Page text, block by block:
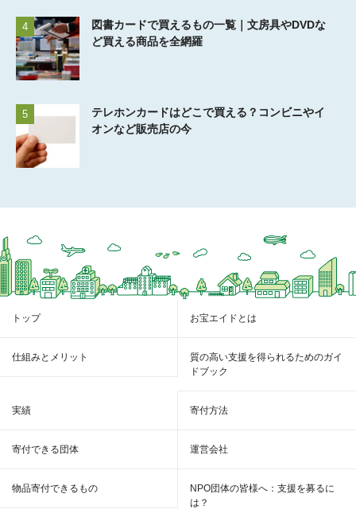
4
図書カードで買えるもの一覧｜文房具やDVDな
ど買える商品を全網羅
5
テレホンカードはどこで買える？コンビニやイ
オンなど販売店の今
トップ お宝エイドとは
仕組みとメリット
質の高い支援を得られるためのガイ
ドブック
実績 寄付方法
寄付できる団体 運営会社
物品寄付できるもの
NPO団体の皆様へ：支援を募るに
は？